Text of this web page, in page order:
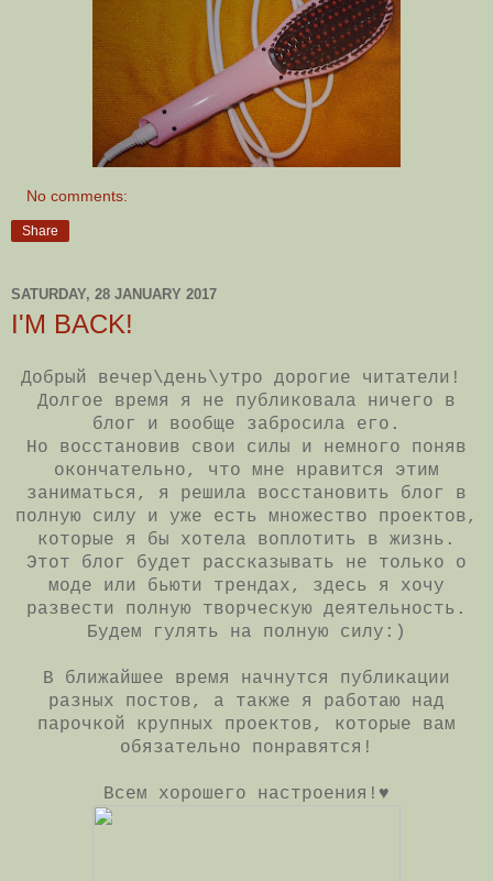
No comments:
Share
SATURDAY, 28 JANUARY 2017
I'M BACK!
Добрый вечер\день\утро дорогие читатели!
Долгое время я не публиковала ничего в
блог и вообще забросила его.
Но восстановив свои силы и немного поняв
окончательно, что мне нравится этим
заниматься, я решила восстановить блог в
полную силу и уже есть множество проектов,
которые я бы хотела воплотить в жизнь.
Этот блог будет рассказывать не только о
моде или бьюти трендах, здесь я хочу
развести полную творческую деятельность.
Будем гулять на полную силу:)
В ближайшее время начнутся публикации
разных постов, а также я работаю над
парочкой крупных проектов, которые вам
обязательно понравятся!
Всем хорошего настроения!♥